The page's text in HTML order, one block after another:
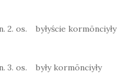
2. os.
byłyście kormōnciyły
3. os.
były kormōnciyły